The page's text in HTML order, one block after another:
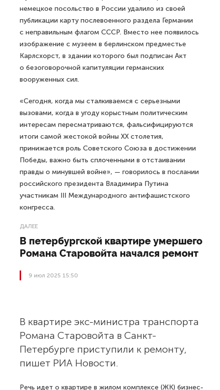
немецкое посольство в России удалило из своей
публикации карту послевоенного раздела Германии
с неправильным флагом СССР. Вместо нее появилось
изображение с музеем в берлинском предместье
Карлсхорст, в здании которого был подписан Акт
о безоговорочной капитуляции германских
вооруженных сил.
«Сегодня, когда мы сталкиваемся с серьезными
вызовами, когда в угоду корыстным политическим
интересам пересматриваются, фальсифицируются
итоги самой жестокой войны XX столетия,
принижается роль Советского Союза в достижении
Победы, важно быть сплоченными в отстаивании
правды о минувшей войне», — говорилось в послании
российского президента Владимира Путина
участникам III Международного антифашистского
конгресса.
ДАЛЕЕ
В петербургской квартире умершего
Романа Старовойта начался ремонт
9 июл 2025 15:50
В квартире экс-министра транспорта
Романа Старовойта в Санкт-
Петербурге приступили к ремонту,
пишет РИА Новости.
Речь идет о квартире в жилом комплексе (ЖК) бизнес-